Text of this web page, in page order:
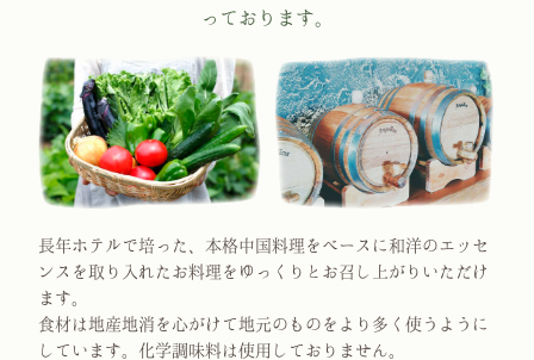
っております。
長年ホテルで培った、本格中国料理をベースに和洋のエッセ
ンスを取り入れたお料理をゆっくりとお召し上がり いただけ
ます。
食材は地産地消を心がけて地元のものを より多く使うように
しています。 化学調味料は使用しておりません。